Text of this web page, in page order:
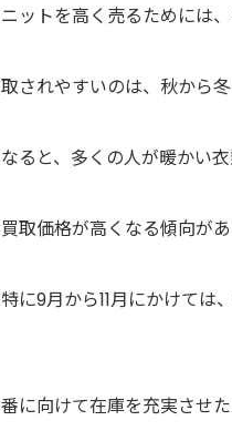
ットを高く売るためには、
されやすいのは、秋から冬
ると、多くの人が暖かい
取価格が高くなる傾向があ
に9月から11月にかけて
に向けて在庫を充実させ